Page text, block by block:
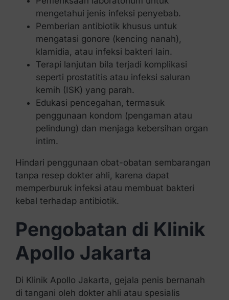
mengetahui jenis infeksi penyebab.
Pemberian antibiotik khusus untuk
mengatasi gonore (kencing nanah),
klamidia, atau infeksi bakteri lain.
Terapi lanjutan bila terjadi komplikasi
seperti prostatitis atau infeksi saluran
kemih (ISK) yang parah.
Edukasi pencegahan, termasuk
penggunaan kondom (pengaman atau
pelindung) dan menjaga kebersihan organ
intim.
Hindari penggunaan obat-obatan sembarangan
tanpa resep dokter ahli, karena dapat
memperburuk infeksi atau membuat bakteri
kebal terhadap antibiotik.
Pengobatan di Klinik
Apollo Jakarta
Di Klinik Apollo Jakarta, gejala penis bernanah
di tangani oleh dokter ahli atau spesialis